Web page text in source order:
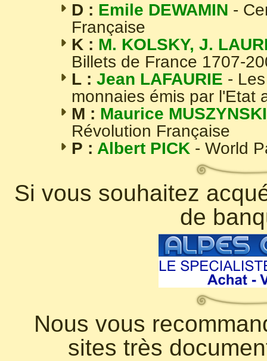
D : Emile DEWAMIN -
Française
K : M. KOLSKY, J.
Billets de France 1707-
L : Jean LAFAURIE -
monnaies émis par l'Etat
M : Maurice MUSZYNSKI
Révolution Française
P : Albert PICK - World
Si vous souhaitez
de
Nous vous
sites très